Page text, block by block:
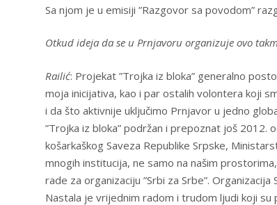
Sa njom je u emisiji ”Razgovor sa povodom”
Otkud ideja da se u Prnjavoru organizuje ovo
Railić: Projekat ”Trojka iz bloka” generalno
moja inicijativa, kao i par ostalih volontera koji
i da što aktivnije uključimo Prnjavor u jedno
”Trojka iz bloka” podržan i prepoznat još 2012.
košarkaškog Saveza Republike Srpske,
mnogih institucija, ne samo na našim
rade za organizaciju ”Srbi za Srbe”.
Nastala je vrijednim radom i trudom ljudi koji su